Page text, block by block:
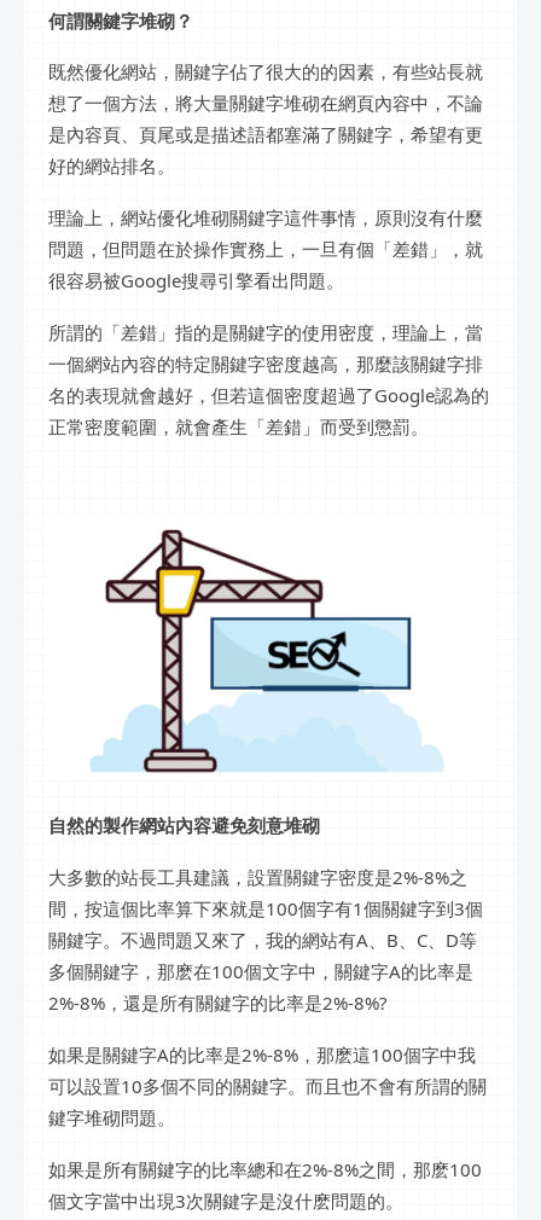
何謂關鍵字堆砌？
既然優化網站，關鍵字佔了很大的的因素，有些站長就
想了一個方法，將大量關鍵字堆砌在網頁內容中，不論
是內容頁、頁尾或是描述語都塞滿了關鍵字，希望有更
好的網站排名。
理論上，網站優化堆砌關鍵字這件事情，原則沒有什麼
問題，但問題在於操作實務上，一旦有個「差錯」，就
很容易被Google搜尋引擎看出問題。
所謂的「差錯」指的是關鍵字的使用密度，理論上，當
一個網站內容的特定關鍵字密度越高，那麼該關鍵字排
名的表現就會越好，但若這個密度超過了Google認為的
正常密度範圍，就會產生「差錯」而受到懲罰。
自然的製作網站內容避免刻意堆砌
大多數的站長工具建議，設置關鍵字密度是2%-8%之
間，按這個比率算下來就是100個字有1個關鍵字到3個
關鍵字。不過問題又來了，我的網站有A、B、C、D等
多個關鍵字，那麽在100個文字中，關鍵字A的比率是
2%-8%，還是所有關鍵字的比率是2%-8%?
如果是關鍵字A的比率是2%-8%，那麽這100個字中我
可以設置10多個不同的關鍵字。而且也不會有所謂的關
鍵字堆砌問題。
如果是所有關鍵字的比率總和在2%-8%之間，那麽100
個文字當中出現3次關鍵字是沒什麽問題的。